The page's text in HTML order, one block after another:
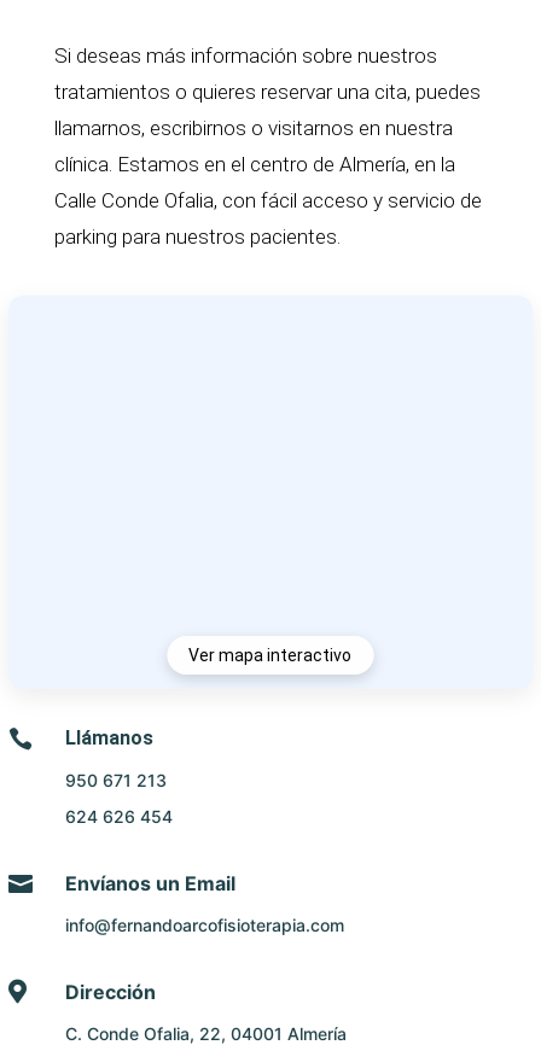
Si deseas más información sobre nuestros
tratamientos o quieres reservar una cita, puedes
llamarnos, escribirnos o visitarnos en nuestra
clínica. Estamos en el centro de Almería, en la
Calle Conde Ofalia, con fácil acceso y servicio de
parking para nuestros pacientes.
Ver mapa interactivo
 Llámanos
950 671 213
624 626 454
 Envíanos un Email
info@fernandoarcofisioterapia.com
 Dirección
C. Conde Ofalia, 22, 04001 Almería